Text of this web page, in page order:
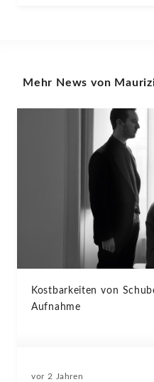
Mehr News von
Kostbarkeiten von
Aufnahme
vor 2 Jahren